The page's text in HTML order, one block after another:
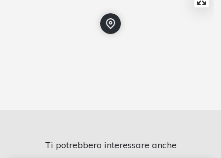
Ti potrebbero interessare anche